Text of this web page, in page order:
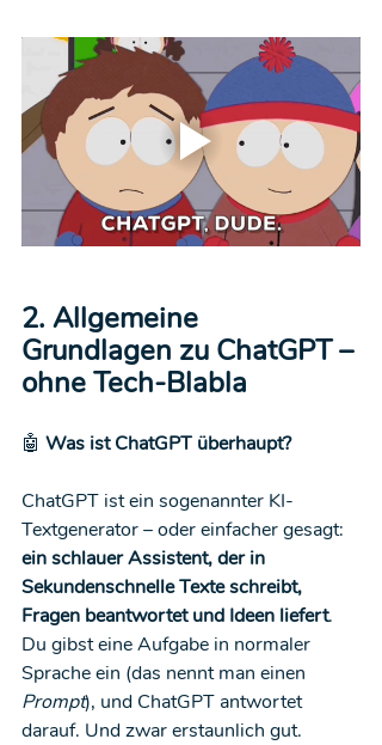
2. Allgemeine
Grundlagen zu ChatGPT –
ohne Tech-Blabla
🤖 Was ist ChatGPT überhaupt?
ChatGPT ist ein sogenannter KI-
Textgenerator – oder einfacher gesagt:
ein schlauer Assistent, der in
Sekundenschnelle Texte schreibt,
Fragen beantwortet und Ideen liefert.
Du gibst eine Aufgabe in normaler
Sprache ein (das nennt man einen
Prompt), und ChatGPT antwortet
darauf. Und zwar erstaunlich gut.